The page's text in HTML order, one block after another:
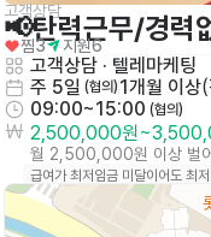
고객상담
📢탄력근무/경력
찜3 지원6
고객상담 · 텔레마케팅
주 5일 (협의) 1개월 이상(
09:00~15:00 (협의)
2,500,000원~
월 2,500,000원 이상 벌
급여가 최저임금 미달이어도 최